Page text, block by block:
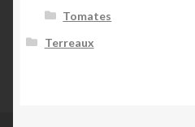
Tomates
Terreaux